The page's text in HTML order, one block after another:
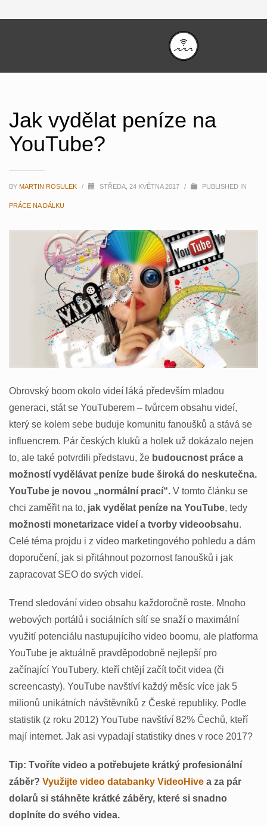
Jak vydělat peníze na
YouTube?
BY MARTIN ROSULEK / STŘEDA, 24 KVĚTNA 2017 / PUBLISHED IN
PRÁCE NA DÁLKU
Obrovský boom okolo videí láká především mladou
generaci, stát se YouTuberem – tvůrcem obsahu videí,
který se kolem sebe buduje komunitu fanoušků a stává se
influencrem. Pár českých kluků a holek už dokázalo nejen
to, ale také potvrdili představu, že budoucnost práce a
možností vydělávat peníze bude široká do neskutečna.
YouTube je novou „normální prací“. V tomto článku se
chci zaměřit na to, jak vydělat peníze na YouTube, tedy
možnosti monetarizace videí a tvorby videoobsahu.
Celé téma projdu i z video marketingového pohledu a dám
doporučení, jak si přitáhnout pozornost fanoušků i jak
zapracovat SEO do svých videí.
Trend sledování video obsahu každoročně roste. Mnoho
webových portálů i sociálních sítí se snaží o maximální
využití potenciálu nastupujícího video boomu, ale platforma
YouTube je aktuálně pravděpodobně nejlepší pro
začínající YouTubery, kteří chtějí začít točit videa (či
screencasty). YouTube navštíví každý měsíc více jak 5
milionů unikátních návštěvníků z České republiky. Podle
statistik (z roku 2012) YouTube navštíví 82% Čechů, kteří
mají internet. Jak asi vypadají statistiky dnes v roce 2017?
Tip: Tvoříte video a potřebujete krátký profesionální
záběr? Využijte video databanky VideoHive a za pár
dolarů si stáhněte krátké záběry, které si snadno
doplníte do svého videa.